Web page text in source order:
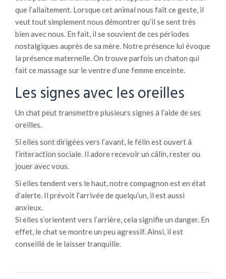
que l’allaitement. Lorsque cet animal nous fait ce geste, il
veut tout simplement nous démontrer qu’il se sent très
bien avec nous. En fait, il se souvient de ces périodes
nostalgiques auprès de sa mère. Notre présence lui évoque
la présence maternelle. On trouve parfois un chaton qui
fait ce massage sur le ventre d’une femme enceinte.
Les signes avec les oreilles
Un chat peut transmettre plusieurs signes à l’aide de ses
oreilles.
Si elles sont dirigées vers l’avant, le félin est ouvert à
l’interaction sociale. Il adore recevoir un câlin, rester ou
jouer avec vous.
Si elles tendent vers le haut, notre compagnon est en état
d’alerte. Il prévoit l’arrivée de quelqu’un, il est aussi
anxieux.
Si elles s’orientent vers l’arrière, cela signifie un danger. En
effet, le chat se montre un peu agressif. Ainsi, il est
conseillé de le laisser tranquille.